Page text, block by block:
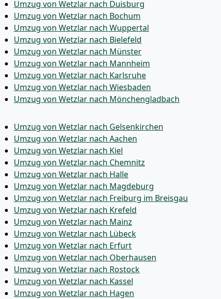
Umzug von Wetzlar nach Duisburg
Umzug von Wetzlar nach Bochum
Umzug von Wetzlar nach Wuppertal
Umzug von Wetzlar nach Bielefeld
Umzug von Wetzlar nach Münster
Umzug von Wetzlar nach Mannheim
Umzug von Wetzlar nach Karlsruhe
Umzug von Wetzlar nach Wiesbaden
Umzug von Wetzlar nach Mönchen­gladbach
Umzug von Wetzlar nach Gelsenkirchen
Umzug von Wetzlar nach Aachen
Umzug von Wetzlar nach Kiel
Umzug von Wetzlar nach Chemnitz
Umzug von Wetzlar nach Halle
Umzug von Wetzlar nach Magdeburg
Umzug von Wetzlar nach Freiburg im Breisgau
Umzug von Wetzlar nach Krefeld
Umzug von Wetzlar nach Mainz
Umzug von Wetzlar nach Lübeck
Umzug von Wetzlar nach Erfurt
Umzug von Wetzlar nach Oberhausen
Umzug von Wetzlar nach Rostock
Umzug von Wetzlar nach Kassel
Umzug von Wetzlar nach Hagen